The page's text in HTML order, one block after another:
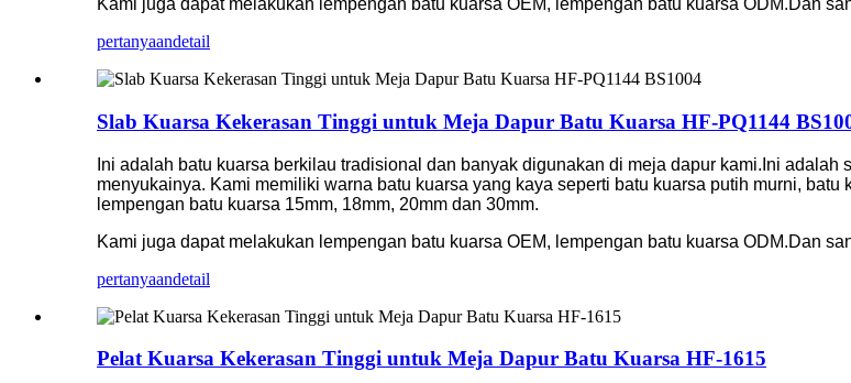
Kami juga dapat melakukan lempengan batu kuarsa OEM, lempengan batu kuarsa ODM.Dan
pertanyaandetail
Slab Kuarsa Kekerasan Tinggi untuk Meja Dapur Batu Kuarsa HF-PQ1144
Ini adalah batu kuarsa berkilau tradisional dan banyak digunakan di meja dapur kami.Ini
menyukainya. Kami memiliki warna batu kuarsa yang kaya seperti batu kuarsa putih murni,
lempengan batu kuarsa 15mm, 18mm, 20mm dan 30mm.
Kami juga dapat melakukan lempengan batu kuarsa OEM, lempengan batu kuarsa ODM.Dan
pertanyaandetail
Pelat Kuarsa Kekerasan Tinggi untuk Meja Dapur Batu Kuarsa HF-1615